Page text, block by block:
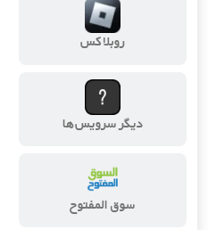
روبلاکس
دیگر سرویس‌ها
سوق المفتوح